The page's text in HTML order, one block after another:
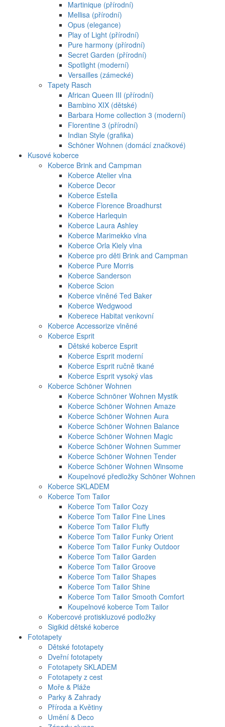
Martinique (přírodní)
Mellisa (přírodní)
Opus (elegance)
Play of Light (přírodní)
Pure harmony (přírodní)
Secret Garden (přírodní)
Spotlight (moderní)
Versailles (zámecké)
Tapety Rasch
African Queen III (přírodní)
Bambino XIX (dětské)
Barbara Home collection 3 (moderní)
Florentine 3 (přírodní)
Indian Style (grafika)
Schöner Wohnen (domácí značkové)
Kusové koberce
Koberce Brink and Campman
Koberce Atelier vlna
Koberce Decor
Koberce Estella
Koberce Florence Broadhurst
Koberce Harlequin
Koberce Laura Ashley
Koberce Marimekko vlna
Koberce Orla Kiely vlna
Koberce pro děti Brink and Campman
Koberce Pure Morris
Koberce Sanderson
Koberce Scion
Koberce vlněné Ted Baker
Koberce Wedgwood
Koberece Habitat venkovní
Koberce Accessorize vlněné
Koberce Esprit
Dětské koberce Esprit
Koberce Esprit moderní
Koberce Esprit ručně tkané
Koberce Esprit vysoký vlas
Koberce Schöner Wohnen
Koberce Schnöner Wohnen Mystik
Koberce Schöner Wohnen Amaze
Koberce Schöner Wohnen Aura
Koberce Schöner Wohnen Balance
Koberce Schöner Wohnen Magic
Koberce Schöner Wohnen Summer
Koberce Schöner Wohnen Tender
Koberce Schöner Wohnen Winsome
Koupelnové předložky Schöner Wohnen
Koberce SKLADEM
Koberce Tom Tailor
Koberce Tom Tailor Cozy
Koberce Tom Tailor Fine Lines
Koberce Tom Tailor Fluffy
Koberce Tom Tailor Funky Orient
Koberce Tom Tailor Funky Outdoor
Koberce Tom Tailor Garden
Koberce Tom Tailor Groove
Koberce Tom Tailor Shapes
Koberce Tom Tailor Shine
Koberce Tom Tailor Smooth Comfort
Koupelnové koberce Tom Tailor
Kobercové protiskluzové podložky
Sigikid dětské koberce
Fototapety
Dětské fototapety
Dveřní fototapety
Fototapety SKLADEM
Fototapety z cest
Moře & Pláže
Parky & Zahrady
Příroda a Květiny
Umění & Deco